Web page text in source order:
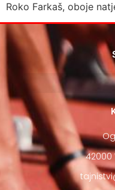
Roko Farkaš, oboje
42000